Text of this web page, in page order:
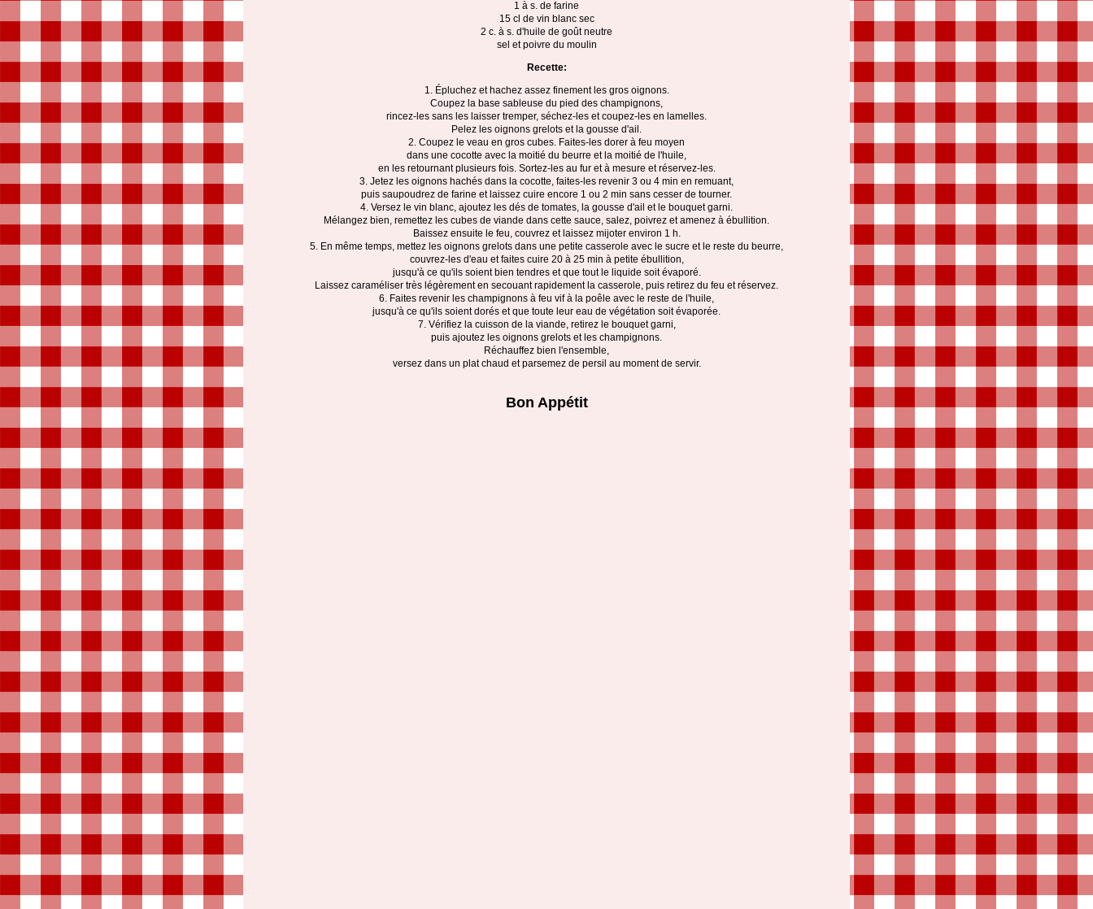
1 à s. de farine
15 cl de vin blanc sec
2 c. à s. d'huile de goût neutre
sel et poivre du moulin
Recette:
1. Épluchez et hachez assez finement les gros oignons.
Coupez la base sableuse du pied des champignons,
rincez-les sans les laisser tremper, séchez-les et coupez-les en lamelles.
Pelez les oignons grelots et la gousse d'ail.
2. Coupez le veau en gros cubes. Faites-les dorer à feu moyen
dans une cocotte avec la moitié du beurre et la moitié de l'huile,
en les retournant plusieurs fois. Sortez-les au fur et à mesure et réservez-les.
3. Jetez les oignons hachés dans la cocotte, faites-les revenir 3 ou 4 min en remuant,
puis saupoudrez de farine et laissez cuire encore 1 ou 2 min sans cesser de tourner.
4. Versez le vin blanc, ajoutez les dés de tomates, la gousse d'ail et le bouquet garni.
Mélangez bien, remettez les cubes de viande dans cette sauce, salez, poivrez et amenez à ébullition.
Baissez ensuite le feu, couvrez et laissez mijoter environ 1 h.
5. En même temps, mettez les oignons grelots dans une petite casserole avec le sucre et le reste du beurre,
couvrez-les d'eau et faites cuire 20 à 25 min à petite ébullition,
jusqu'à ce qu'ils soient bien tendres et que tout le liquide soit évaporé.
Laissez caraméliser très légèrement en secouant rapidement la casserole, puis retirez du feu et réservez.
6. Faites revenir les champignons à feu vif à la poêle avec le reste de l'huile,
jusqu'à ce qu'ils soient dorés et que toute leur eau de végétation soit évaporée.
7. Vérifiez la cuisson de la viande, retirez le bouquet garni,
puis ajoutez les oignons grelots et les champignons.
Réchauffez bien l'ensemble,
versez dans un plat chaud et parsemez de persil au moment de servir.
Bon Appétit